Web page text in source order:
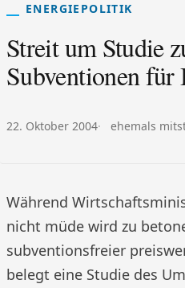
ENERGIEPOLITIK
Streit um Studie
Subventionen für
Veröffentlicht am:
22. Oktober 2004 Autor:
ehemals
Während
nicht müde wird zu
subventionsfreier
belegt eine Studie des